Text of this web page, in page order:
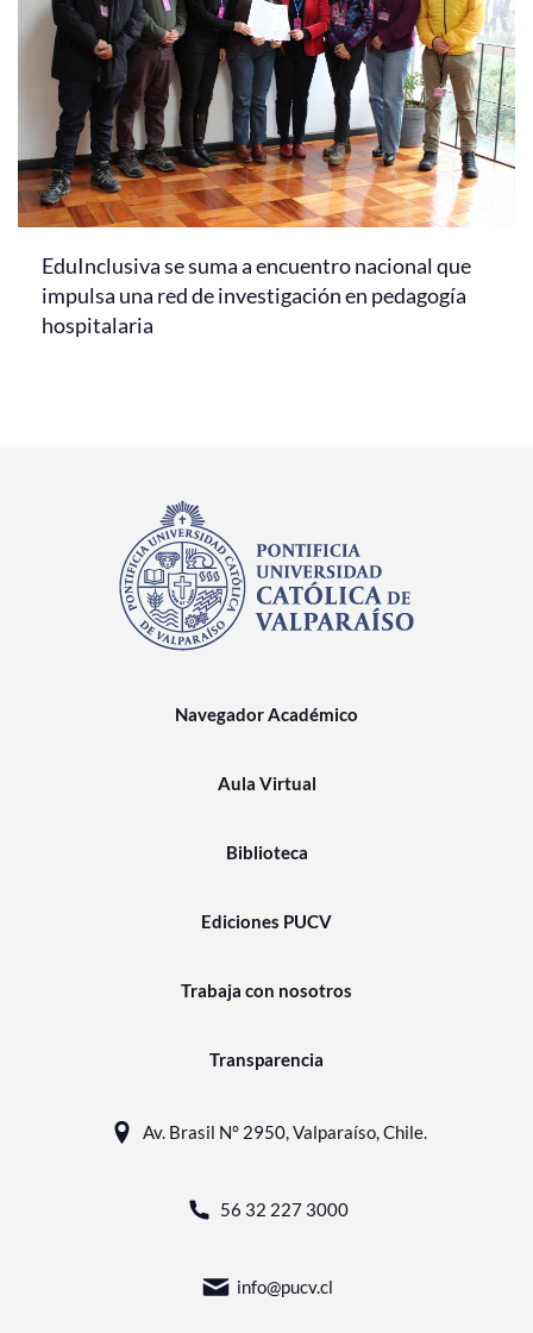
EduInclusiva se suma a encuentro nacional que
impulsa una red de investigación en pedagogía
hospitalaria
Navegador Académico
Aula Virtual
Biblioteca
Ediciones PUCV
Trabaja con nosotros
Transparencia
Av. Brasil N° 2950, Valparaíso, Chile.
56 32 227 3000
info@pucv.cl